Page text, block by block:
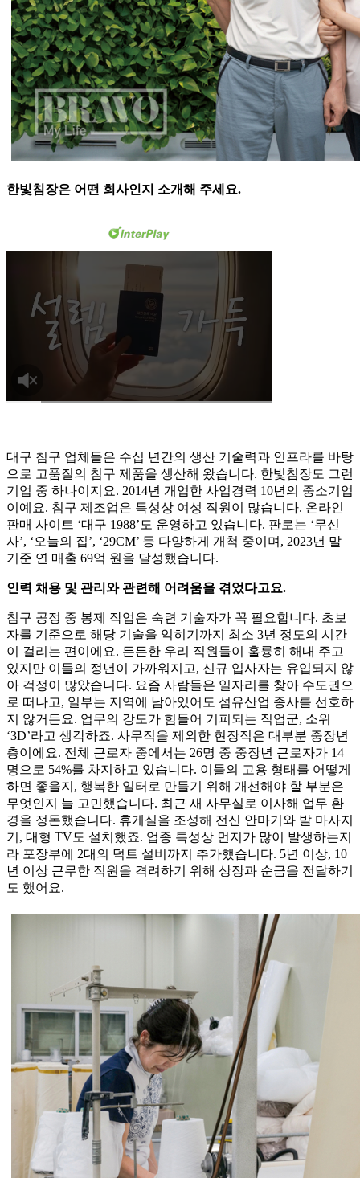
한빛침장은 어떤 회사인지 소개해 주세요.
대구 침구 업체들은 수십 년간의 생산 기술력과 인프라를 바탕
으로 고품질의 침구 제품을 생산해 왔습니다. 한빛침장도 그런
기업 중 하나이지요. 2014년 개업한 사업경력 10년의 중소기업
이예요. 침구 제조업은 특성상 여성 직원이 많습니다. 온라인
판매 사이트 ‘대구 1988’도 운영하고 있습니다. 판로는 ‘무신
사’, ‘오늘의 집’, ‘29CM’ 등 다양하게 개척 중이며, 2023년 말
기준 연 매출 69억 원을 달성했습니다.
인력 채용 및 관리와 관련해 어려움을 겪었다고요.
침구 공정 중 봉제 작업은 숙련 기술자가 꼭 필요합니다. 초보
자를 기준으로 해당 기술을 익히기까지 최소 3년 정도의 시간
이 걸리는 편이에요. 든든한 우리 직원들이 훌륭히 해내 주고
있지만 이들의 정년이 가까워지고, 신규 입사자는 유입되지 않
아 걱정이 많았습니다. 요즘 사람들은 일자리를 찾아 수도권으
로 떠나고, 일부는 지역에 남아있어도 섬유산업 종사를 선호하
지 않거든요. 업무의 강도가 힘들어 기피되는 직업군, 소위
‘3D’라고 생각하죠. 사무직을 제외한 현장직은 대부분 중장년
층이에요. 전체 근로자 중에서는 26명 중 중장년 근로자가 14
명으로 54%를 차지하고 있습니다. 이들의 고용 형태를 어떻게
하면 좋을지, 행복한 일터로 만들기 위해 개선해야 할 부분은
무엇인지 늘 고민했습니다. 최근 새 사무실로 이사해 업무 환
경을 정돈했습니다. 휴게실을 조성해 전신 안마기와 발 마사지
기, 대형 TV도 설치했죠. 업종 특성상 먼지가 많이 발생하는지
라 포장부에 2대의 덕트 설비까지 추가했습니다. 5년 이상, 10
년 이상 근무한 직원을 격려하기 위해 상장과 순금을 전달하기
도 했어요.